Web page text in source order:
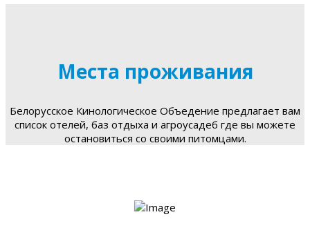
Места проживания
Белорусское Кинологическое Объедение предлагает вам
список отелей, баз отдыха и агроусадеб где вы можете
остановиться со своими питомцами.